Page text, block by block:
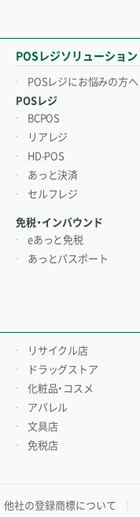
POSレジソリューション
POSレジにお悩みの方へ
POSレジ
BCPOS
リアレジ
HD-POS
あっと決済
セルフレジ
免税・インバウンド
eあっと免税
あっとパスポート
リサイクル店
ドラッグストア
化粧品・コスメ
アパレル
文具店
免税店
他社の登録商標について